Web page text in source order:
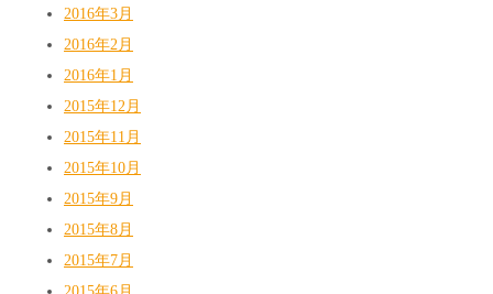
2016年3月
2016年2月
2016年1月
2015年12月
2015年11月
2015年10月
2015年9月
2015年8月
2015年7月